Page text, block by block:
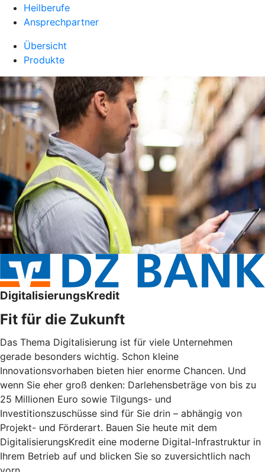
Heilberufe
Ansprechpartner
Übersicht
Produkte
DigitalisierungsKredit
Fit für die Zukunft
Das Thema Digitalisierung ist für viele Unternehmen
gerade besonders wichtig. Schon kleine
Innovationsvorhaben bieten hier enorme Chancen. Und
wenn Sie eher groß denken: Darlehensbeträge von bis zu
25 Millionen Euro sowie Tilgungs- und
Investitionszuschüsse sind für Sie drin – abhängig von
Projekt- und Förderart. Bauen Sie heute mit dem
DigitalisierungsKredit eine moderne Digital-Infrastruktur in
Ihrem Betrieb auf und blicken Sie so zuversichtlich nach